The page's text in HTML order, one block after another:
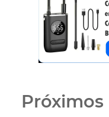
Próximos